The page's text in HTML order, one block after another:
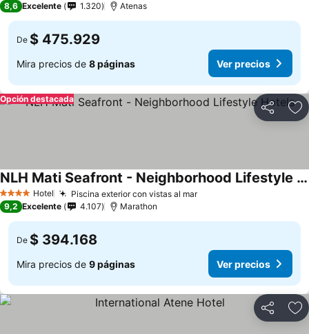
8,6 Excelente 1.320 Atenas
De $ 475.929
Mira precios de 8 páginas Ver precios
Compartir
Opción destacada
4 EstrellasHotel Piscina exterior con vistas al marVer precios
NLH Mati Seafront - Neighborhood Lifestyle Hotels
Ver precios
9,2 Excelente 4.107 Marathon
De $ 394.168
Mira precios de 9 páginas Ver precios
Compartir